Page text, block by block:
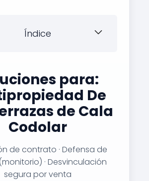
Índice
para:
De
de Cala
Codolar
de contrato · Defensa de
· Desvinculación
segura por venta